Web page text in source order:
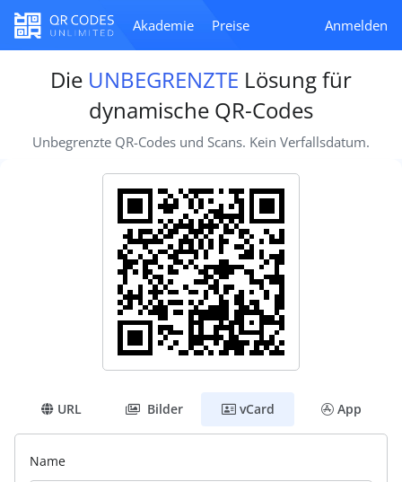
Akademie Preise Anmelden
Die UNBEGRENZTE Lösung für
dynamische QR-Codes
Unbegrenzte QR-Codes und Scans. Kein Verfallsdatum.
URL Bilder vCard App
Name